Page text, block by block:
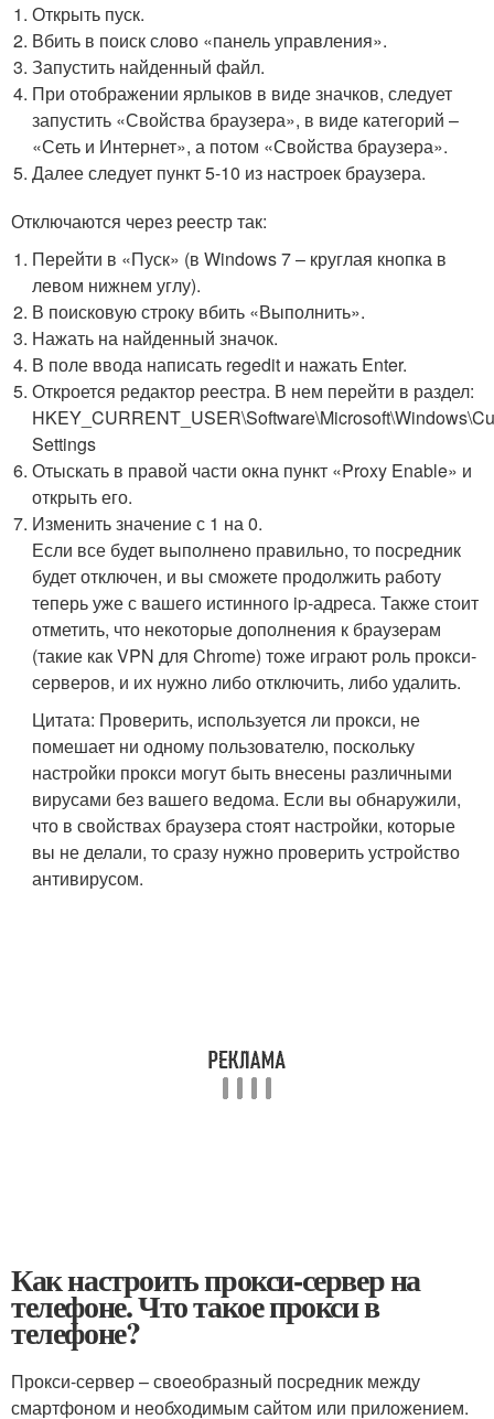
Открыть пуск.
Вбить в поиск слово «панель управления».
Запустить найденный файл.
При отображении ярлыков в виде значков, следует
запустить «Свойства браузера», в виде категорий –
«Сеть и Интернет», а потом «Свойства браузера».
Далее следует пункт 5-10 из настроек браузера.
Отключаются через реестр так:
Перейти в «Пуск» (в Windows 7 – круглая кнопка в
левом нижнем углу).
В поисковую строку вбить «Выполнить».
Нажать на найденный значок.
В поле ввода написать regedit и нажать Enter.
Откроется редактор реестра. В нем перейти в раздел:
Settings
Отыскать в правой части окна пункт «Proxy Enable» и
открыть его.
Изменить значение с 1 на 0.
Если все будет выполнено правильно, то посредник
будет отключен, и вы сможете продолжить работу
теперь уже с вашего истинного ip-адреса. Также стоит
отметить, что некоторые дополнения к браузерам
(такие как VPN для Chrome) тоже играют роль прокси-
серверов, и их нужно либо отключить, либо удалить.
Цитата: Проверить, используется ли прокси, не
помешает ни одному пользователю, поскольку
настройки прокси могут быть внесены различными
вирусами без вашего ведома. Если вы обнаружили,
что в свойствах браузера стоят настройки, которые
вы не делали, то сразу нужно проверить устройство
антивирусом.
Как настроить прокси-сервер на
телефоне. Что такое прокси в
телефоне?
Прокси-сервер – своеобразный посредник между
смартфоном и необходимым сайтом или приложением.